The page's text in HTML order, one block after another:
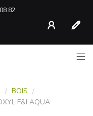
82
Compte
/ BOIS /
F&I AQUA